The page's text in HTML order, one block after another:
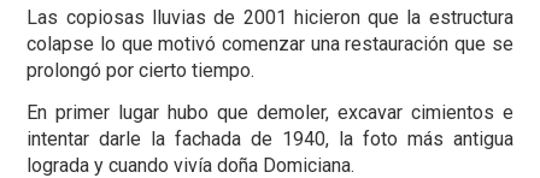
Las copiosas lluvias de 2001 hicieron que la estructura
colapse lo que motivó comenzar una restauración que se
prolongó por cierto tiempo.
En primer lugar hubo que demoler, excavar cimientos e
intentar darle la fachada de 1940, la foto más antigua
lograda y cuando vivía doña Domiciana.